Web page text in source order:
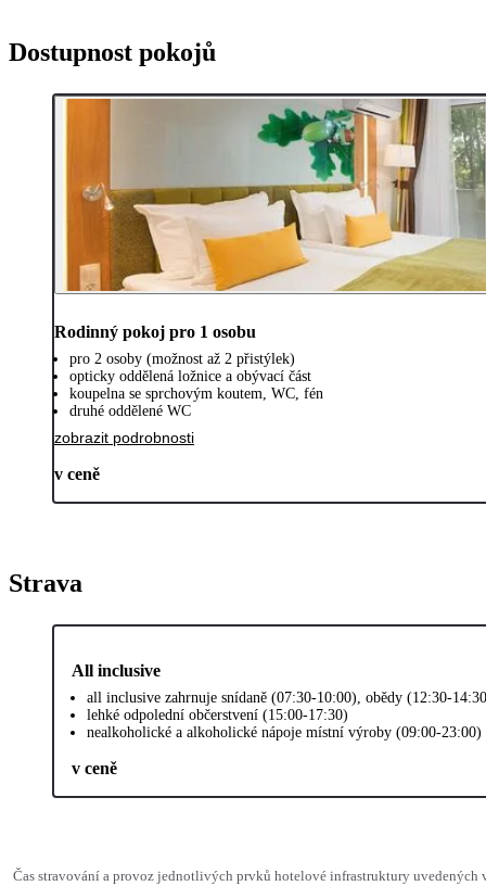
Dostupnost pokojů
Rodinný pokoj pro 1 osobu
pro 2 osoby (možnost až 2 přistýlek)
opticky oddělená ložnice a obývací část
koupelna se sprchovým koutem, WC, fén
druhé oddělené WC
zobrazit podrobnosti
v ceně
Strava
All inclusive
all inclusive zahrnuje snídaně (07:30-10:00), obědy (12:30-
lehké odpolední občerstvení (15:00-17:30)
nealkoholické a alkoholické nápoje místní výroby (09:00-23:00)
v ceně
Čas stravování a provoz jednotlivých prvků hotelové infrastruktury uvedených